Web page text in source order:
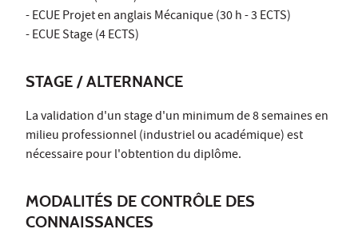
- ECUE Projet en anglais Mécanique (30 h - 3 ECTS)
- ECUE Stage (4 ECTS)
STAGE / ALTERNANCE
La validation d'un stage d'un minimum de 8 semaines en
milieu professionnel (industriel ou académique) est
nécessaire pour l'obtention du diplôme.
MODALITÉS DE CONTRÔLE DES
CONNAISSANCES